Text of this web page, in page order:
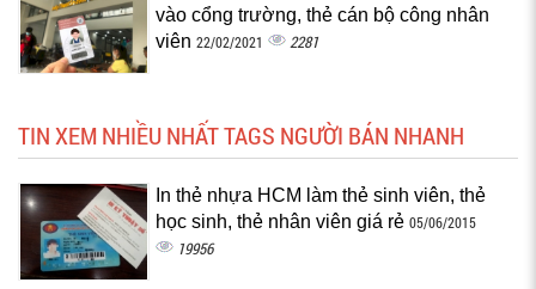
vào cổng trường, thẻ cán bộ công nhân
viên 22/02/2021 2281
TIN XEM NHIỀU NHẤT TAGS NGƯỜI BÁN NHANH
In thẻ nhựa HCM làm thẻ sinh viên, thẻ
học sinh, thẻ nhân viên giá rẻ 05/06/2015
19956